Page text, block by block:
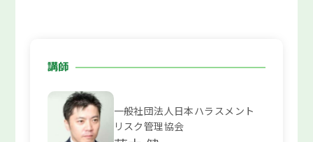
講師
一般社団法人日本ハラスメント
リスク管理協会